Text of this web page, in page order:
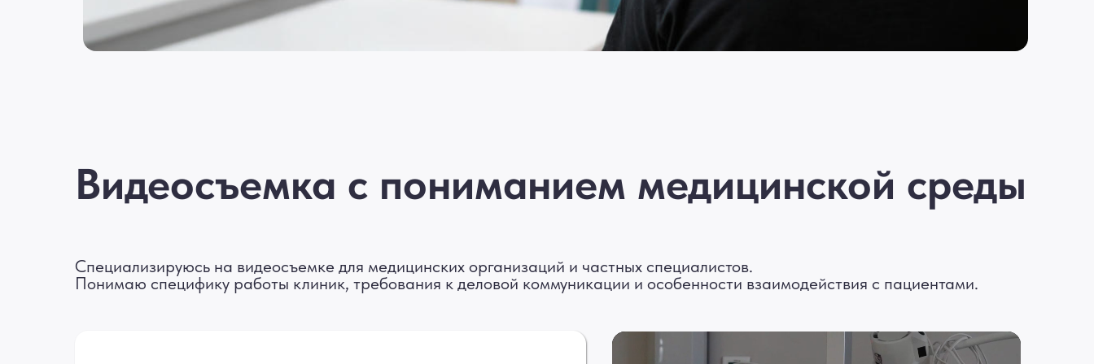
Видеосъемка с пониманием медицинской среды
Специализируюсь на видеосъемке для медицинских организаций и частных специалистов.
Понимаю специфику работы клиник, требования к деловой коммуникации и особенности взаимодействия с пациентами.